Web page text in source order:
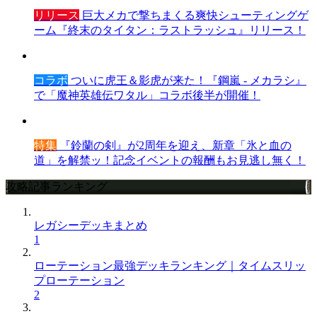
リリース 巨大メカで撃ちまくる爽快シューティングゲ
ーム『終末のタイタン：ラストラッシュ』リリース！
コラボ ついに虎王＆影虎が来た！『鋼嵐 - メカラシ』
で「魔神英雄伝ワタル」コラボ後半が開催！
特集 『鈴蘭の剣』が2周年を迎え、新章「氷と血の
道」を解禁ッ！記念イベントの報酬もお見逃し無く！
攻略記事ランキング
レガシーデッキまとめ
1
ローテーション最強デッキランキング｜タイムスリッ
プローテーション
2